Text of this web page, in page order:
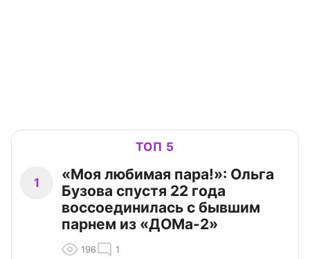
ТОП 5
1
«Моя любимая пара!»: Ольга
Бузова спустя 22 года
воссоединилась с бывшим
парнем из «ДОМа-2»
196 1